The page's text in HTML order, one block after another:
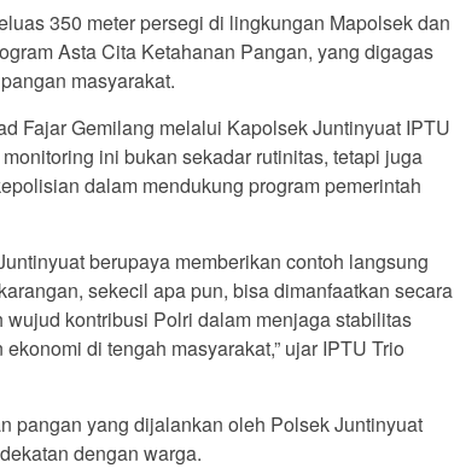
350 meter persegi di lingkungan Mapolsek dan
Asta Cita Ketahanan Pangan, yang digagas
masyarakat.
Fajar Gemilang melalui Kapolsek Juntinyuat IPTU
ini bukan sekadar rutinitas, tetapi juga
dalam mendukung program pemerintah
berupaya memberikan contoh langsung
sekecil apa pun, bisa dimanfaatkan secara
kontribusi Polri dalam menjaga stabilitas
di tengah masyarakat,” ujar IPTU Trio
pangan yang dijalankan oleh Polsek Juntinyuat
dengan warga.